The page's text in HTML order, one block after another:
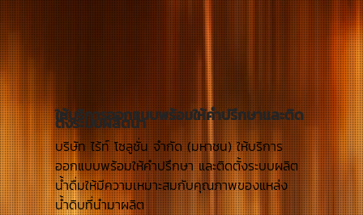
ให้บริการออกแบบพร้อมให้คำปรึกษาและติด
ตั้งระบบผลิตน้ำ
บริษัท ไร้ท์ โซลูชั่น จำกัด (มหาชน) ให้บริการ
ออกแบบพร้อมให้คำปรึกษา และติดตั้งระบบผลิต
น้ำดื่มให้มีความเหมาะสมกับคุณภาพของแหล่ง
น้ำดิบที่นำมาผลิต